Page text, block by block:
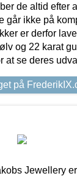
de altid efter
går ikke på
er derfor
og 22 karat
at se deres
på
Jewellery